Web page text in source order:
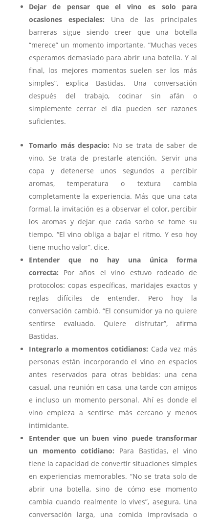
Dejar de pensar que el vino es solo para
ocasiones especiales: Una de las principales
barreras sigue siendo creer que una botella
“merece” un momento importante. “Muchas veces
esperamos demasiado para abrir una botella. Y al
final, los mejores momentos suelen ser los más
simples”, explica Bastidas. Una conversación
después del trabajo, cocinar sin afán o
simplemente cerrar el día pueden ser razones
suficientes.
Tomarlo más despacio: No se trata de saber de
vino. Se trata de prestarle atención. Servir una
copa y detenerse unos segundos a percibir
aromas, temperatura o textura cambia
completamente la experiencia. Más que una cata
formal, la invitación es a observar el color, percibir
los aromas y dejar que cada sorbo se tome su
tiempo. “El vino obliga a bajar el ritmo. Y eso hoy
tiene mucho valor”, dice.
Entender que no hay una única forma
correcta: Por años el vino estuvo rodeado de
protocolos: copas específicas, maridajes exactos y
reglas difíciles de entender. Pero hoy la
conversación cambió. “El consumidor ya no quiere
sentirse evaluado. Quiere disfrutar”, afirma
Bastidas.
Integrarlo a momentos cotidianos: Cada vez más
personas están incorporando el vino en espacios
antes reservados para otras bebidas: una cena
casual, una reunión en casa, una tarde con amigos
e incluso un momento personal. Ahí es donde el
vino empieza a sentirse más cercano y menos
intimidante.
Entender que un buen vino puede transformar
un momento cotidiano: Para Bastidas, el vino
tiene la capacidad de convertir situaciones simples
en experiencias memorables. “No se trata solo de
abrir una botella, sino de cómo ese momento
cambia cuando realmente lo vives”, asegura. Una
conversación larga, una comida improvisada o